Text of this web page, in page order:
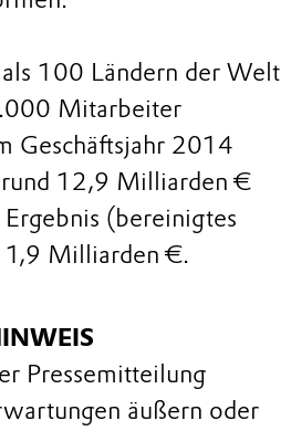
100 Ländern der Welt
Mitarbeiter
Geschäftsjahr 2014
12,9 Milliarden €
(bereinigtes
1,9 Milliarden €.
Pressemitteilung
äußern oder